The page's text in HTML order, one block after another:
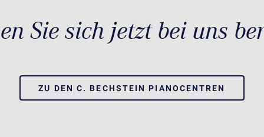
Sie sich jetzt bei uns
ZU DEN C. BECHSTEIN PIANOCENTREN